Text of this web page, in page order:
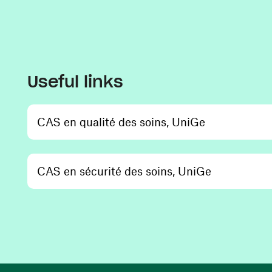
Useful links
CAS en qualité des soins, UniGe
CAS en sécurité des soins, UniGe